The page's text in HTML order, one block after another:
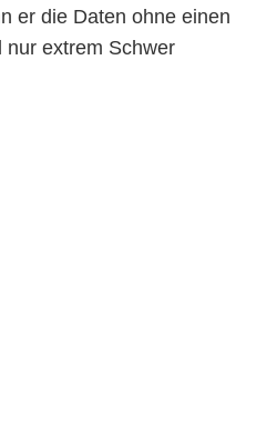
er die Daten ohne einen
nur extrem Schwer